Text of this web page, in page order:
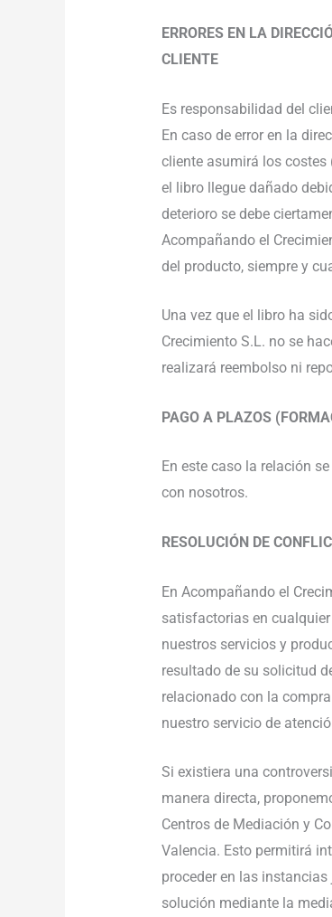
ERRORES EN LA
CLIENTE
Es responsabilidad del
En caso de error en la
cliente asumirá los costes
el libro llegue dañado
deterioro se debe
Acompañando el
del producto, siempre y
Una vez que el libro ha
Crecimiento S.L. no se
realizará reembolso ni
PAGO A PLAZOS
En este caso la relación
con nosotros.
RESOLUCIÓN DE
En Acompañando el
satisfactorias en
nuestros servicios y
resultado de su solicitud
relacionado con la
nuestro servicio de
Si existiera una
manera directa,
Centros de Mediación y
Valencia. Esto permitirá
proceder en las
solución mediante la